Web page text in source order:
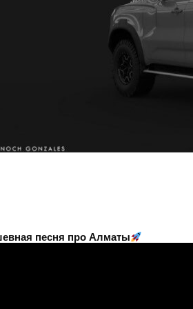
песня про Алматы